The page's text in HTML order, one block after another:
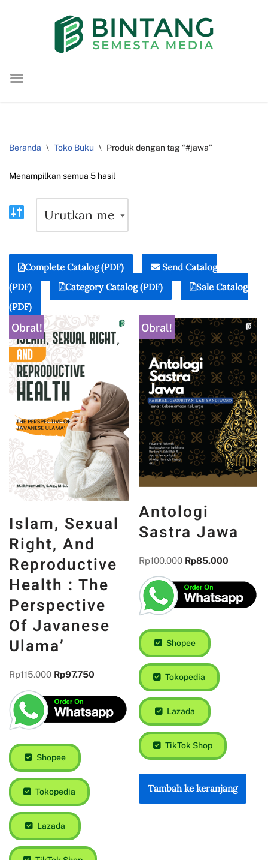
konten
Beranda \ Toko Buku \ Produk dengan tag “#jawa”
Menampilkan semua 5 hasil
Complete Catalog (PDF)
Send Catalog
(PDF)
Category Catalog (PDF)
Sale Catalog
(PDF)
Obral!
Islam, Sexual
Right, And
Reproductive
Health : The
Perspective
Of Javanese
Ulama’
Rp115.000 Rp97.750
Shopee
Tokopedia
Lazada
Obral!
Antologi
Sastra Jawa
Rp100.000 Rp85.000
Shopee
Tokopedia
Lazada
TikTok Shop
Tambah ke keranjang